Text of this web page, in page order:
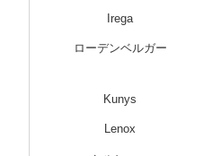
Irega
ローデンベルガー
Kunys
Lenox